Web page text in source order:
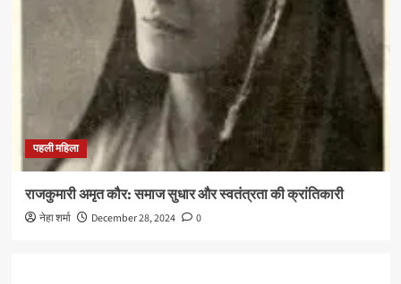
पहली महिला
राजकुमारी अमृत कौर: समाज सुधार और स्वतंत्रता की क्रांतिकारी
नेहा शर्मा December 28, 2024 0